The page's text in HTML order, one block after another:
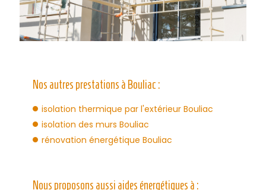
Nos autres prestations à Bouliac :
isolation thermique par l'extérieur Bouliac
isolation des murs Bouliac
rénovation énergétique Bouliac
Nous proposons aussi aides énergétiques à :